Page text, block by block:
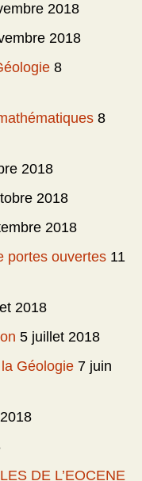
2018
2018
8
8
2018
2018
2018
portes ouvertes 11
2018
5 juillet 2018
Géologie 7 juin
DE L’EOCENE